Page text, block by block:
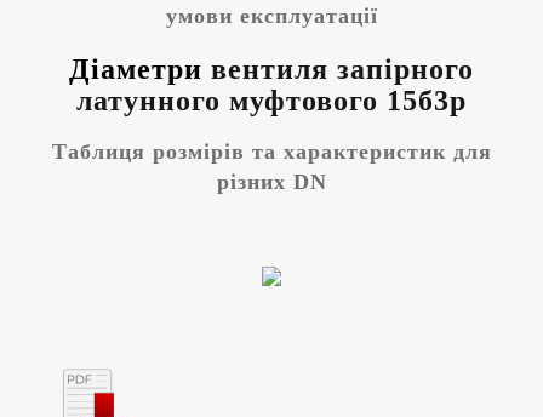
умови експлуатації
Діаметри вентиля запірного
латунного муфтового 15б3р
Таблиця розмірів та характеристик для
різних DN